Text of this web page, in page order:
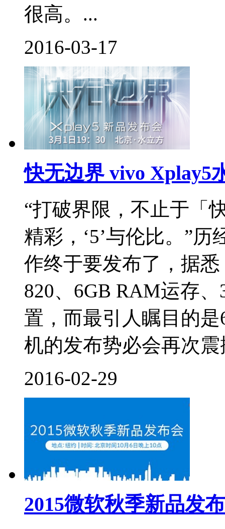
很高。...
2016-03-17
快无边界 vivo Xplay5
“打破界限，不止于「
精彩，‘5’与伦比。”
作终于要发布了，据
820、6GB RAM运存
置，而最引人瞩目的
机的发布势必会再次
2016-02-29
2015微软秋季新品发